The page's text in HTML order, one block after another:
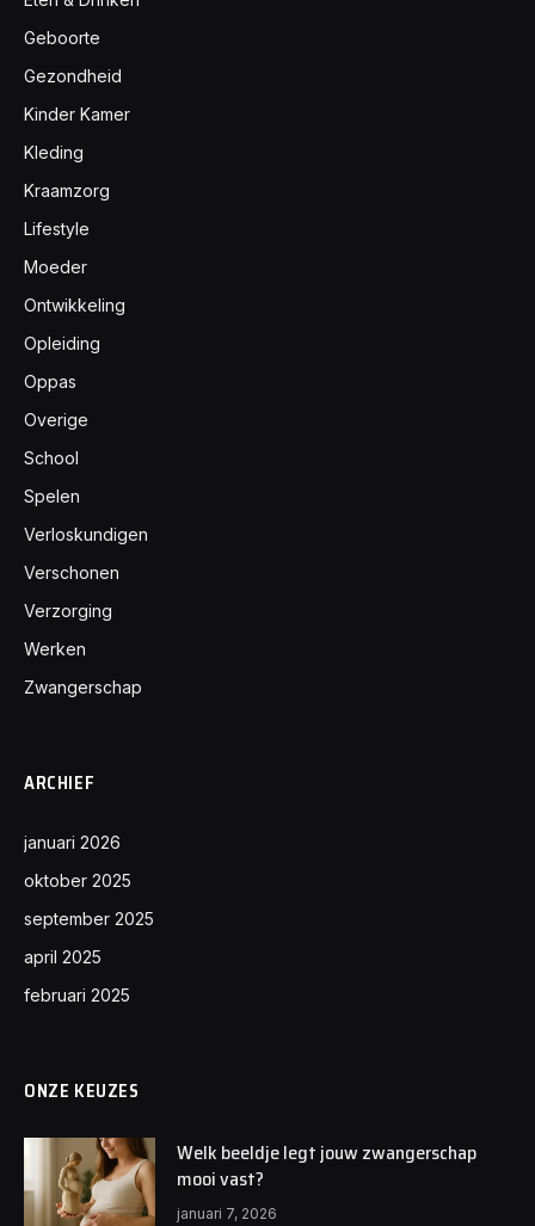
Geboorte
Gezondheid
Kinder Kamer
Kleding
Kraamzorg
Lifestyle
Moeder
Ontwikkeling
Opleiding
Oppas
Overige
School
Spelen
Verloskundigen
Verschonen
Verzorging
Werken
Zwangerschap
ARCHIEF
januari 2026
oktober 2025
september 2025
april 2025
februari 2025
ONZE KEUZES
Welk beeldje legt jouw zwangerschap
mooi vast?
januari 7, 2026